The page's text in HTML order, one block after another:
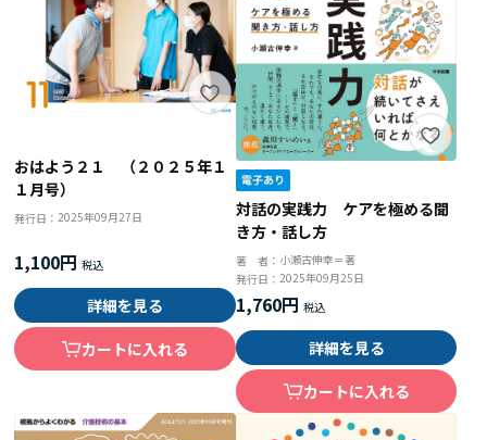
おはよう２１ （２０２５年１
１月号）
発行日：2025年09月27日
1,100円
詳細を見る
カートに入れる
対話の実践力 ケアを極める聞
き方・話し方
著 者： 小瀬古伸幸＝著
発行日： 2025年09月25日
1,760円
詳細を見る
カートに入れる